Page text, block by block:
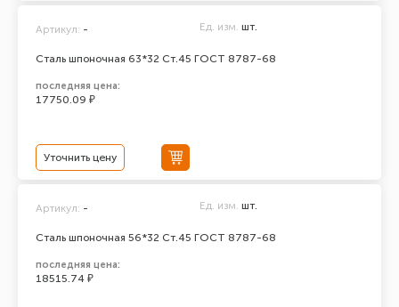
Сталь шпоночная 63*32 Ст.45 ГОСТ 8787-68
Артикул: - Ед. изм. шт.
последняя цена:
17750.09 ₽
Уточнить цену
Сталь шпоночная 56*32 Ст.45 ГОСТ 8787-68
Артикул: - Ед. изм. шт.
последняя цена:
18515.74 ₽